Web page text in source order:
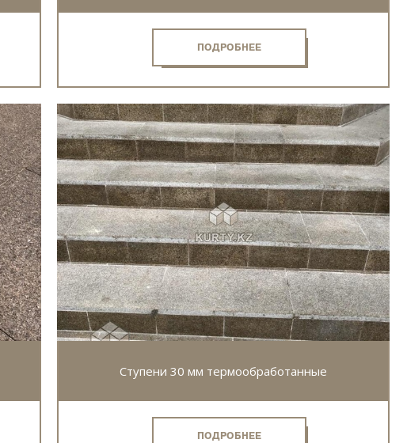
ПОДРОБНЕЕ
Ступени 30 мм термообработанные
ПОДРОБНЕЕ